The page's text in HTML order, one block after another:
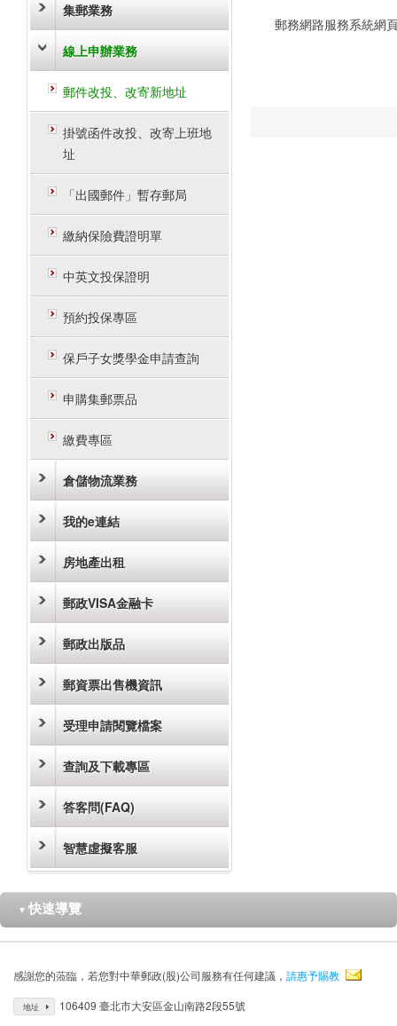
集郵業務
線上申辦業務
郵件改投、改寄新地址
掛號函件改投、改寄上班地
址
「出國郵件」暫存郵局
繳納保險費證明單
中英文投保證明
預約投保專區
保戶子女獎學金申請查詢
申購集郵票品
繳費專區
倉儲物流業務
我的e連結
房地產出租
郵政VISA金融卡
郵政出版品
郵資票出售機資訊
受理申請閱覽檔案
查詢及下載專區
答客問(FAQ)
智慧虛擬客服
郵務網路服務系統網
▼ 快速導覽
感謝您的蒞臨，若您對中華郵政(股)公司服務有任何建議， 請惠予賜教
地址 106409 臺北市大安區金山南路2段55號